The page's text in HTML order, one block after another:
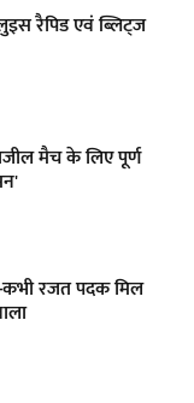
रैपिड एवं ब्लिट्ज
मैच के लिए पूर्ण
कभी रजत पदक मिल